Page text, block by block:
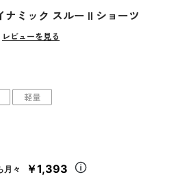
ナミック スルー II ショーツ
レビューを見る
軽量
月々 ￥1,393